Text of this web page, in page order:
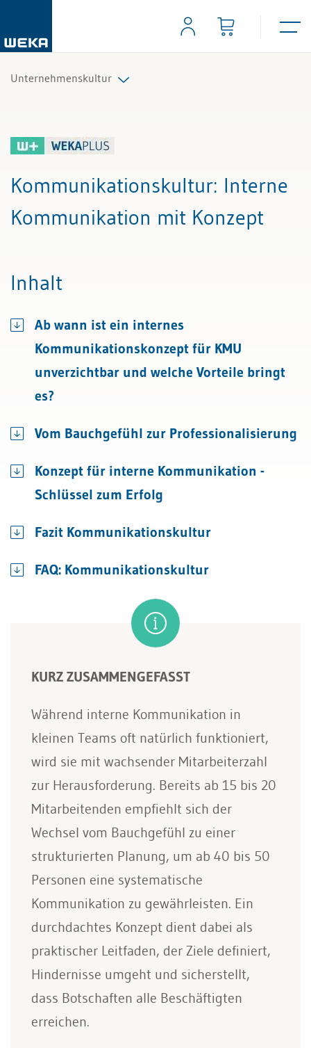
Unternehmenskultur
Kommunikationskultur: Interne
Kommunikation mit Konzept
Inhalt
Ab wann ist ein internes
Kommunikationskonzept für KMU
unverzichtbar und welche Vorteile bringt
es?
Vom Bauchgefühl zur Professionalisierung
Konzept für interne Kommunikation -
Schlüssel zum Erfolg
Fazit Kommunikationskultur
FAQ: Kommunikationskultur
KURZ ZUSAMMENGEFASST
Während interne Kommunikation in
kleinen Teams oft natürlich funktioniert,
wird sie mit wachsender Mitarbeiterzahl
zur Herausforderung. Bereits ab 15 bis 20
Mitarbeitenden empfiehlt sich der
Wechsel vom Bauchgefühl zu einer
strukturierten Planung, um ab 40 bis 50
Personen eine systematische
Kommunikation zu gewährleisten. Ein
durchdachtes Konzept dient dabei als
praktischer Leitfaden, der Ziele definiert,
Hindernisse umgeht und sicherstellt,
dass Botschaften alle Beschäftigten
erreichen.